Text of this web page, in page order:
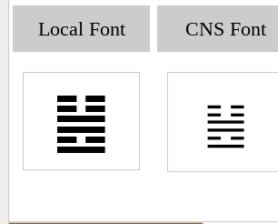
Big5 Query
Pinyin Word Index
Local Font
䷶
CNS Font